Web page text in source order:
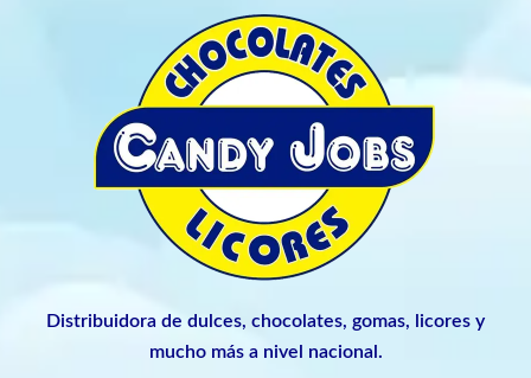
Distribuidora de dulces, chocolates, gomas, licores y
mucho más a nivel nacional.